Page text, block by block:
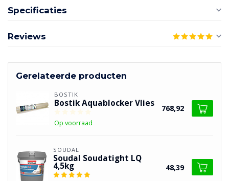
Specificaties
Reviews
Gerelateerde producten
BOSTIK
Bostik Aquablocker Vlies
Op voorraad
768,92
SOUDAL
Soudal Soudatight LQ
4,5kg 48,39